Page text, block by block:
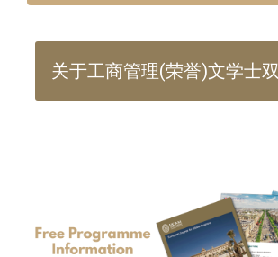
关于工商管理(荣誉)文学士